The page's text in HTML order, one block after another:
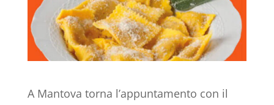
A Mantova torna l’appuntamento con il